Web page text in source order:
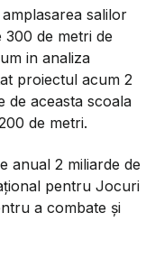
salilor
de metri de
in analiza
proiectul acum 2
de aceasta scoala
de metri.
anual 2 miliarde de
pentru Jocuri
a combate și